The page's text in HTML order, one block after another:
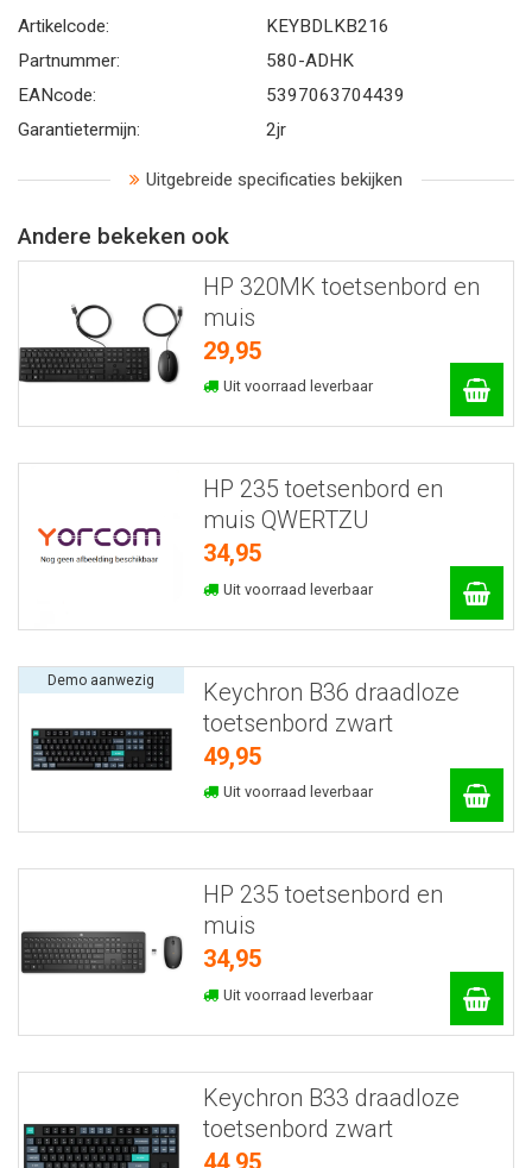
Artikelcode:
KEYBDLKB216
Partnummer:
580-ADHK
EANcode:
5397063704439
Garantietermijn:
2jr
Uitgebreide specificaties bekijken
Andere bekeken ook
HP 320MK toetsenbord en
muis
29,95
Uit voorraad leverbaar
HP 235 toetsenbord en
muis QWERTZU
34,95
Uit voorraad leverbaar
Keychron B36 draadloze
toetsenbord zwart
49,95
Uit voorraad leverbaar
Demo aanwezig
HP 235 toetsenbord en
muis
34,95
Uit voorraad leverbaar
Keychron B33 draadloze
toetsenbord zwart
44,95